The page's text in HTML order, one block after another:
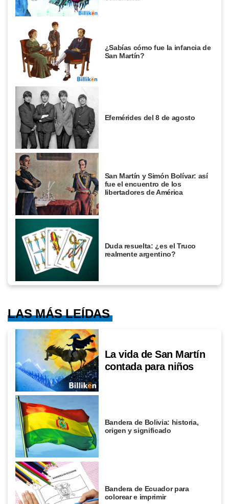
¿Sabías cómo fue la infancia de
San Martín?
Efemérides del 8 de agosto
San Martín y Simón Bolívar: así
fue el encuentro de los
libertadores de América
Duda resuelta: ¿es el Truco
realmente argentino?
LAS MÁS LEÍDAS
La vida de San Martín
contada para niños
Bandera de Bolivia: historia,
origen y significado
Bandera de Ecuador para
colorear e imprimir